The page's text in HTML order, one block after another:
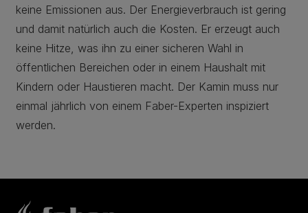
keine Emissionen aus. Der Energieverbrauch ist gering
und damit natürlich auch die Kosten. Er erzeugt auch
keine Hitze, was ihn zu einer sicheren Wahl in
öffentlichen Bereichen oder in einem Haushalt mit
Kindern oder Haustieren macht. Der Kamin muss nur
einmal jährlich von einem Faber-Experten inspiziert
werden.